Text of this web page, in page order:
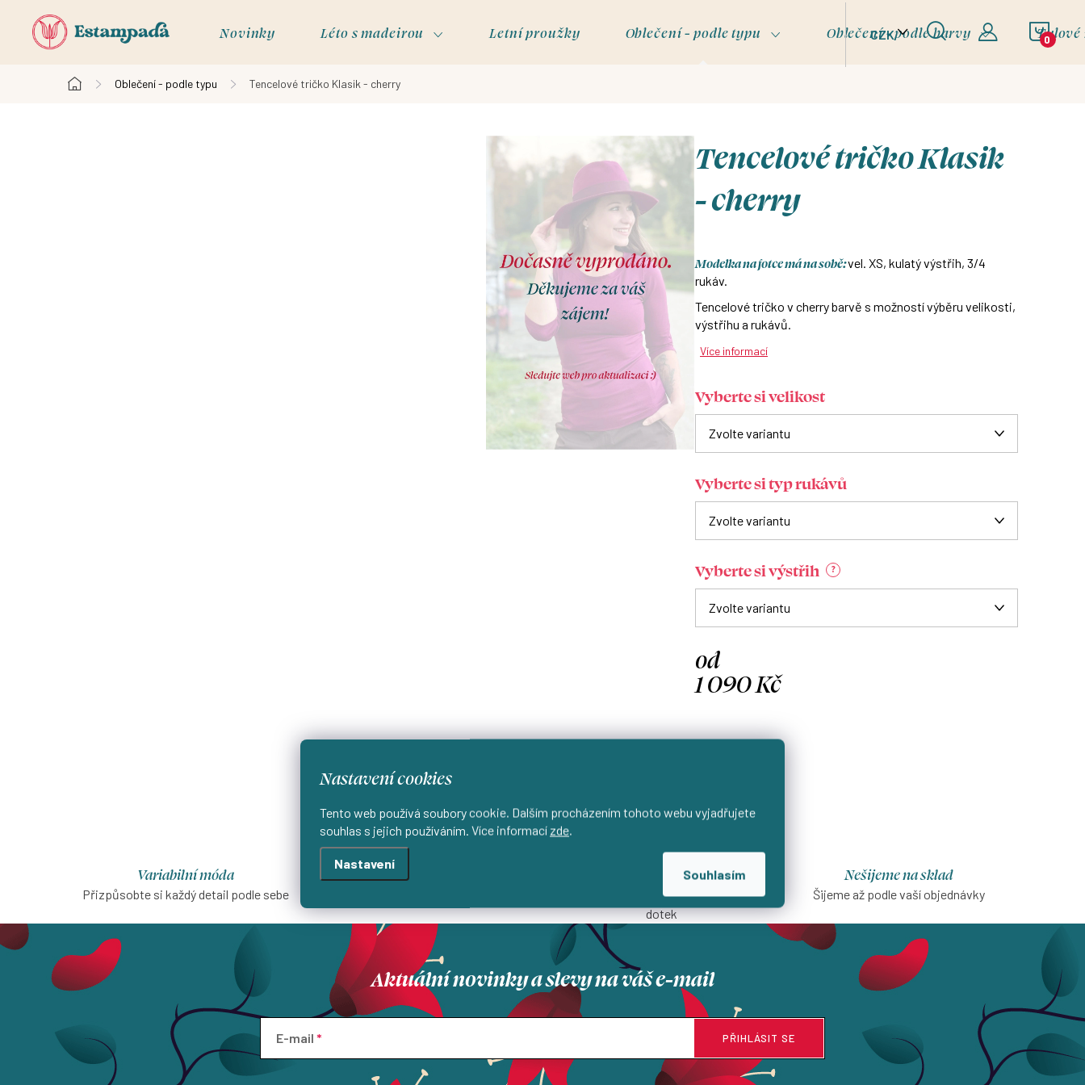
Nastavení cookies
Tento web používá soubory cookie. Dalším procházením tohoto webu vyjadřujete
souhlas s jejich používáním. Více informací zde.
Nastavení
Souhlasím
CZK
Novinky Léto s madeirou Letní proužky Oblečení - podle typu Oblečení - podle barvy
Domů
Oblečení - podle typu Tencelové tričko Klasik - cherry
Tencelové tričko Klasik
- cherry
Modelka na fotce má na sobě:vel. XS, kulatý výstřih, 3/4
rukáv.
Tencelové tričko v cherry barvě s možností výběru velikosti,
výstřihu a rukávů.
Více informací
Vyberte si velikost
Vyberte si typ rukávů
Vyberte si výstřih ?
od
1 090 Kč
Variabilní móda
Přizpůsobte si každý detail podle sebe
Lokální výroba Přírodní materiály
Materiály, které si zamilujete na první
dotek
Nešijeme na sklad
Šijeme až podle vaší objednávky
Aktuální novinky a slevy na váš e-mail
E-mail PŘIHLÁSIT SE